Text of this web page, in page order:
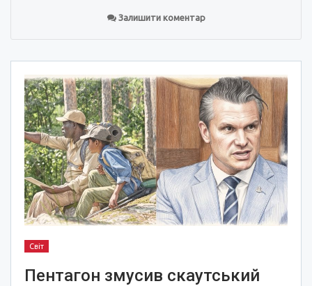
Залишити коментар
Світ
Пентагон змусив скаутський